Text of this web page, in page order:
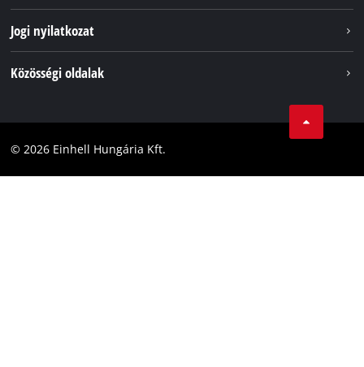
Az Einhell világszerte
Jogi nyilatkozat
Akadálymentesítési Nyilatkozat
Közösségi oldalak
Facebook
© 2026 Einhell Hungária Kft.